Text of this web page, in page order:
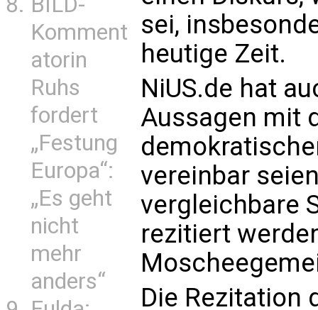
Komment
atorin
Ruhs
fordert
„Festung
Europa“:
„Es geht
nicht
mehr
anders“
sei,
heutige Zeit.
NiUS.de hat
Aussagen mit
vereinbar
vergleichbare
rezitiert
Die Rezitation